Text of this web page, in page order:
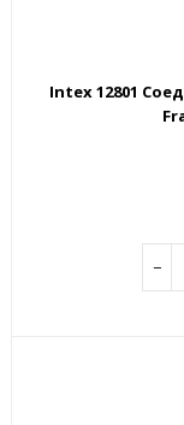
Intex 12801
−